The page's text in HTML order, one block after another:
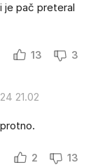
je pač preteral
13 3
21.02
2 13